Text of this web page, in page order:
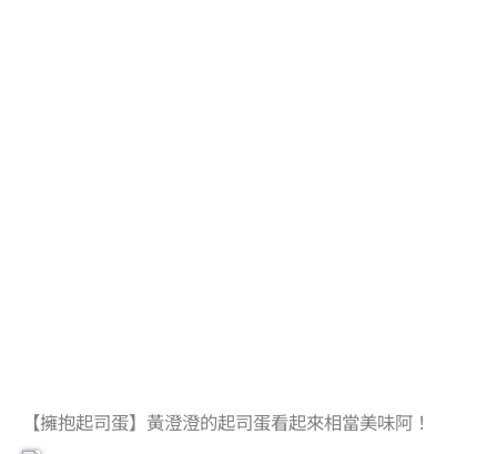
【擁抱起司蛋】黃澄澄的起司蛋看起來相當美味阿！